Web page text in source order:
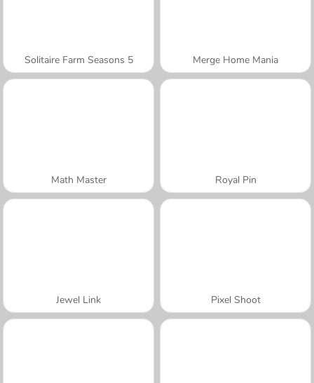
Solitaire Farm Seasons 5 Merge Home Mania
Math Master Royal Pin
Jewel Link Pixel Shoot